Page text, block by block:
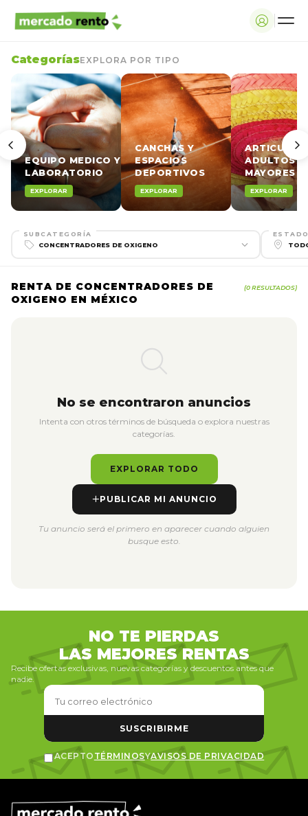
CategoríasEXPLORA POR TIPO
EQUIPO MEDICO Y
LABORATORIO
EXPLORAR
CANCHAS Y
ESPACIOS
DEPORTIVOS
EXPLORAR
ARTICULOS
ADULTOS
MAYORES
EXPLORAR
SUBCATEGORÍA
RENTA DE CONCENTRADORES DE
OXIGENO EN MÉXICO
(0 RESULTADOS)
No se encontraron anuncios
Intenta con otros términos de búsqueda o explora nuestras
categorías.
EXPLORAR TODO
PUBLICAR MI ANUNCIO
Tu anuncio será el primero en aparecer cuando alguien
busque esto.
NO TE PIERDAS
LAS MEJORES RENTAS
Recibe ofertas exclusivas, nuevas categorías y descuentos antes que
nadie.
SUSCRIBIRME
ACEPTO TÉRMINOSYAVISOS DE PRIVACIDAD